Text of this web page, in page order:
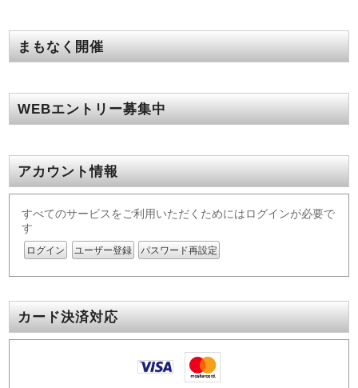
まもなく開催
WEBエントリー募集中
アカウント情報
すべてのサービスをご利用いただくためにはログインが必要で
す
ログイン ユーザー登録 パスワード再設定
カード決済対応